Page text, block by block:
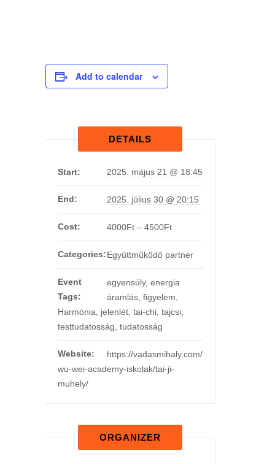
Add to calendar
DETAILS
Start: 2025. május 21 @ 18:45
End: 2025. július 30 @ 20:15
Cost: 4000Ft – 4500Ft
Categories:Együttműködő partner
Event
Tags:
egyensúly, energia
áramlás, figyelem
Harmónia
jelenlét, tai-chi, tajcsi,
testtudatosság tudatosság
Website:
https://vadasmihaly.com/
wu-wei-academy-iskolak/tai-ji-
muhely/
ORGANIZER